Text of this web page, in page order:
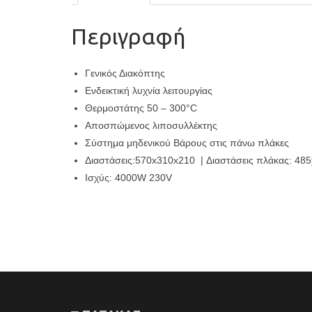
Περιγραφή
Γενικός Διακόπτης
Ενδεικτική λυχνία λειτουργίας
Θερμοστάτης 50 – 300°C
Αποσπώμενος λιποσυλλέκτης
Σύστημα μηδενικού Βάρους στις πάνω πλάκες
Διαστάσεις:570x310x210 | Διαστάσεις πλάκας:
Ισχύς: 4000W 230V